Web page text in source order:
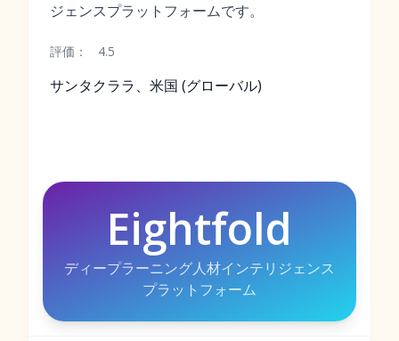
ジェンスプラットフォームです。
評価： 4.5
サンタクララ、米国 (グローバル)
Eightfold
ディープラーニング人材インテリジェンス
プラットフォーム